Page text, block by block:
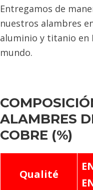
Entregamos de
nuestros alambres
aluminio y titanio en
mundo.
ALAMBRES
COBRE (%)
Qualité